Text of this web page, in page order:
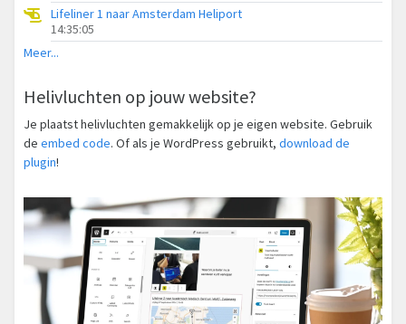
Lifeliner 1 naar Amsterdam Heliport
14:35:05
Meer...
Helivluchten op jouw website?
Je plaatst helivluchten gemakkelijk op je eigen website. Gebruik
de embed code. Of als je WordPress gebruikt, download de
plugin!